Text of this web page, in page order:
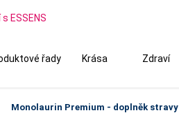
ESSENS
řady Krása Zdraví
Monolaurin Premium - doplněk stravy